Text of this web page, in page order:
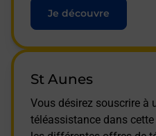
Je découvre
St Aunes
Vous désirez souscrire à
téléassistance dans